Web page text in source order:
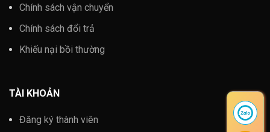
Chính sách vận chuyển
Chính sách đổi trả
Khiếu nại bồi thường
TÀI KHOẢN
Đăng ký thành viên